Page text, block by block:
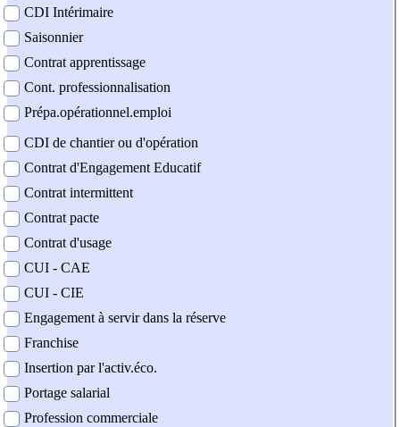
CDI Intérimaire
Saisonnier
Contrat apprentissage
Cont. professionnalisation
Prépa.opérationnel.emploi
CDI de chantier ou d'opération
Contrat d'Engagement Educatif
Contrat intermittent
Contrat pacte
Contrat d'usage
CUI - CAE
CUI - CIE
Engagement à servir dans la réserve
Franchise
Insertion par l'activ.éco.
Portage salarial
Profession commerciale